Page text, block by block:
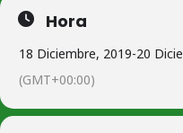
Entrada: 1€
Hora
18 Diciembre, 2019-20
(GMT+00:00)